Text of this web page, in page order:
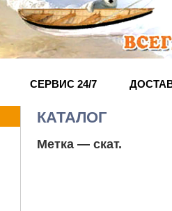
СЕРВИС 24/7
КАТАЛОГ
Метка — скат.